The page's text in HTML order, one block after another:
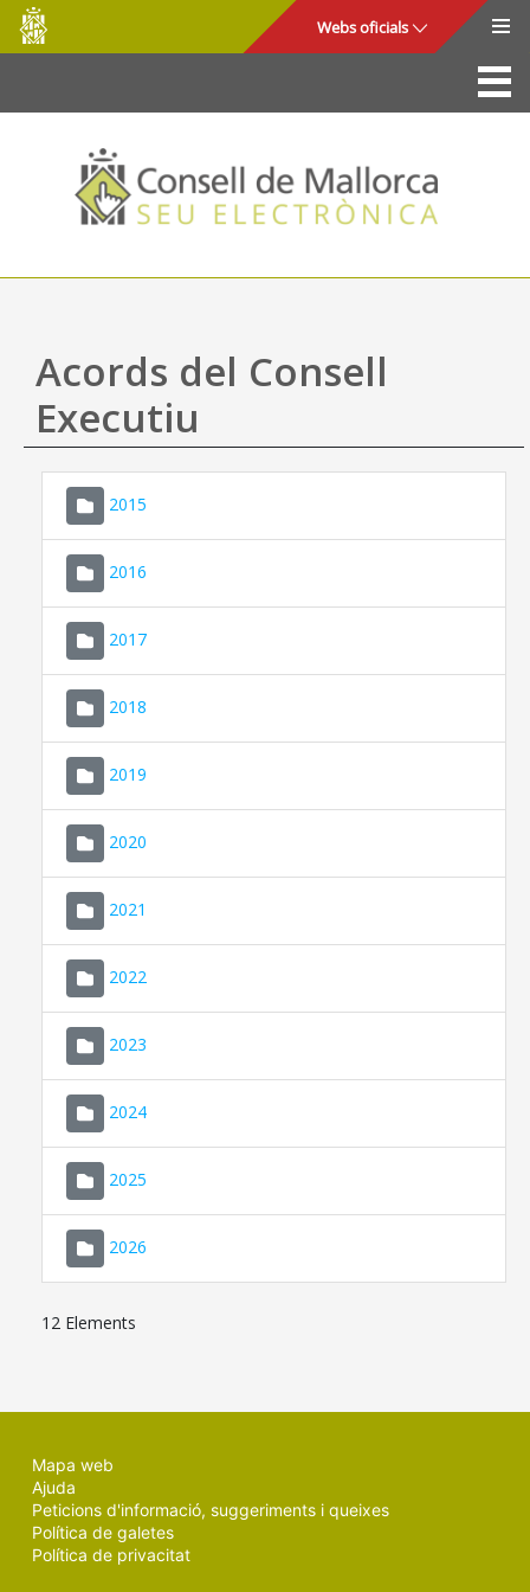
Salta al contingut principal
Consell
de
Mallorca
Webs oficials
La Seu
Consell de Mallorca
Accés i seguretat
Utilitats
Ajuda
Acords del Consell
Executiu
2015
2016
2017
2018
2019
2020
2021
2022
2023
2024
2025
2026
12 Elements
Mapa web
Ajuda
Peticions d'informació, suggeriments i queixes
Política de galetes
Política de privacitat